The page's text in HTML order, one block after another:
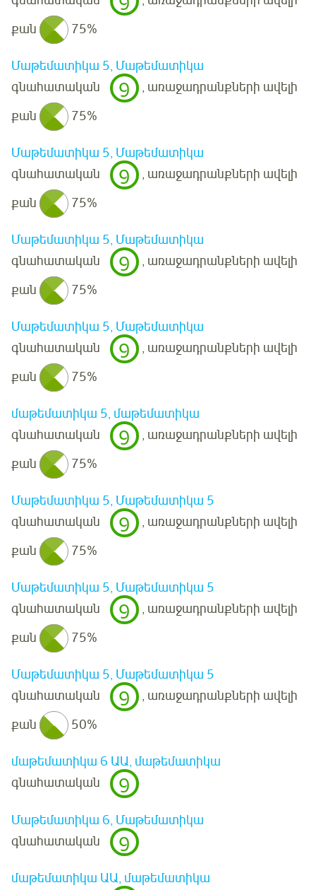
քան
75%
Մաթեմատիկա 5, Մաթեմատիկա
գնահատական
9
, առաջադրանքների ավելի
քան
75%
Մաթեմատիկա 5, Մաթեմատիկա
գնահատական
9
, առաջադրանքների ավելի
քան
75%
Մաթեմատիկա 5, Մաթեմատիկա
գնահատական
9
, առաջադրանքների ավելի
քան
75%
Մաթեմատիկա 5, Մաթեմատիկա
գնահատական
9
, առաջադրանքների ավելի
քան
75%
մաթեմատիկա 5, մաթեմատիկա
գնահատական
9
, առաջադրանքների ավելի
քան
75%
Մաթեմատիկա 5, Մաթեմատիկա 5
գնահատական
9
, առաջադրանքների ավելի
քան
75%
Մաթեմատիկա 5, Մաթեմատիկա 5
գնահատական
9
, առաջադրանքների ավելի
քան
75%
Մաթեմատիկա 5, Մաթեմատիկա 5
գնահատական
9
, առաջադրանքների ավելի
քան
50%
մաթեմատիկա 6 ԱԱ, մաթեմատիկա
գնահատական
9
Մաթեմատիկա 6, Մաթեմատիկա
գնահատական
9
մաթեմատիկա ԱԱ, մաթեմատիկա